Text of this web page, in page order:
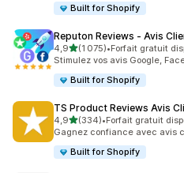
Built for Shopify
Reputon Reviews ‑ Avis
4,9étoile(s) sur 5
(1 075)
1075 avis au total
•Forfait gratuit
Stimulez vos avis Google,
Built for Shopify
TS Product Reviews Avis
4,9étoile(s) sur 5
(334)
334 avis au total
•Forfait gratuit
Gagnez confiance avec avis
Built for Shopify